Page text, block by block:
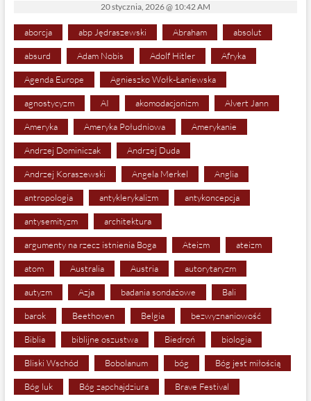
20 stycznia, 2026 @ 10:42 AM
aborcja abp Jędraszewski Abraham absolut
absurd Adam Nobis Adolf Hitler Afryka
Agenda Europe Agnieszko Wołk-Łaniewska
agnostycyzm AI akomodacjonizm Alvert Jann
Ameryka Ameryka Południowa Amerykanie
Andrzej Dominiczak Andrzej Duda
Andrzej Koraszewski Angela Merkel Anglia
antropologia antyklerykalizm antykoncepcja
antysemityzm architektura
argumenty na rzecz istnienia Boga Ateizm ateizm
atom Australia Austria autorytaryzm
autyzm Azja badania sondażowe Bali
barok Beethoven Belgia bezwyznaniowość
Biblia biblijne oszustwa Biedroń biologia
Bliski Wschód Bobolanum bóg Bóg jest miłością
Bóg luk Bóg zapchajdziura Brave Festival